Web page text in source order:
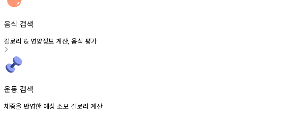
음식 검색
칼로리 & 영양정보 계산, 음식 평가
운동 검색
체중을 반영한 예상 소모 칼로리 계산